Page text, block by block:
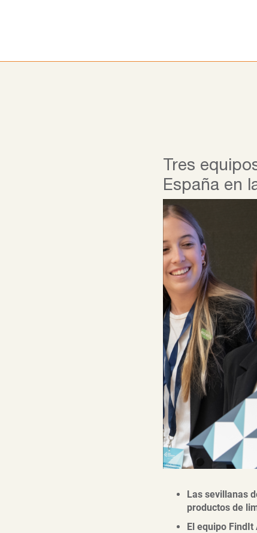
Tres
España en
Las sevillanas
productos de
El equipo